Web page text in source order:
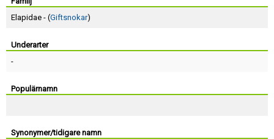
Elapidae - (Giftsnokar)
Underarter
-
Populärnamn
Synonymer/tidigare namn